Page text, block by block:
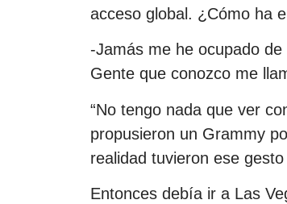
acceso global. ¿Cómo ha
-Jamás me he ocupado
Gente que conozco me
“No tengo nada que ver
propusieron un Grammy
realidad tuvieron ese
Entonces debía ir a Las